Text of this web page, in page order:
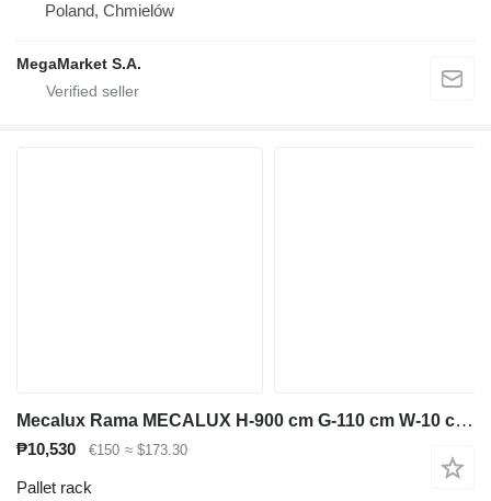
Poland, Chmielów
MegaMarket S.A.
Mecalux Rama MECALUX H-900 cm G-110 cm W-10 cm niebieski używana
₱10,530 €150 ≈ $173.30
Pallet rack